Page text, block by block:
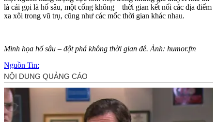
là cái gọi là hố sâu, một cổng không – thời gian kết nối các địa điểm
xa xôi trong vũ trụ, cũng như các mốc thời gian khác nhau.
Minh họa hố sâu – đột phá không thời gian đê. Ảnh: humor.fm
Nguồn Tin: